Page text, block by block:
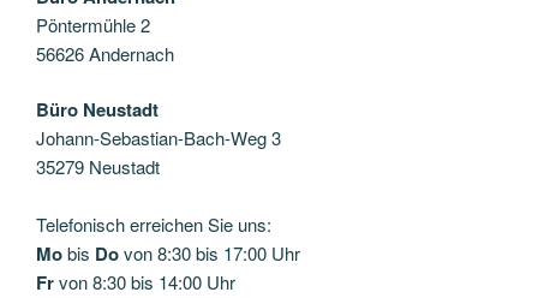
Pöntermühle 2
56626 Andernach
Büro Neustadt
Johann-Sebastian-Bach-Weg 3
35279 Neustadt
Telefonisch erreichen Sie uns:
Mobis Dovon 8:30 bis 17:00 Uhr
Frvon 8:30 bis 14:00 Uhr